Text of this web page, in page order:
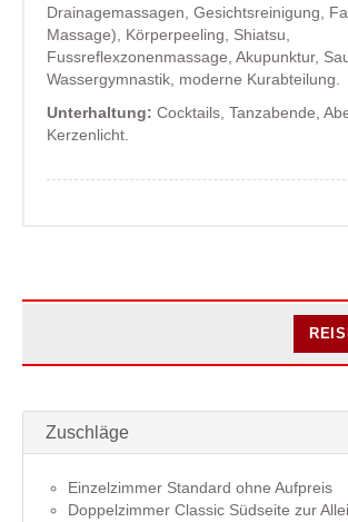
Drainagemassagen, Gesichtsreinigung,
Massage), Körperpeeling, Shiatsu,
Fussreflexzonenmassage, Akupunktur,
Wassergymnastik, moderne Kurabteilung.
Unterhaltung: Cocktails, Tanzabende,
Kerzenlicht.
Zuschläge
Einzelzimmer Standard ohne Aufpreis
Doppelzimmer Classic Südseite zur